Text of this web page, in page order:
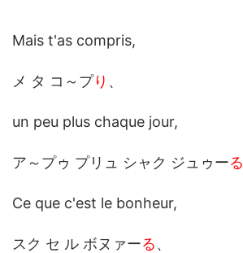
Mais t'as compris,
メ タ コ～プり 、
un peu plus chaque jour,
ア～プゥ プリュ シャク ジュゥーる
Ce que c'est le bonheur,
スク セ ル ボヌァーる、